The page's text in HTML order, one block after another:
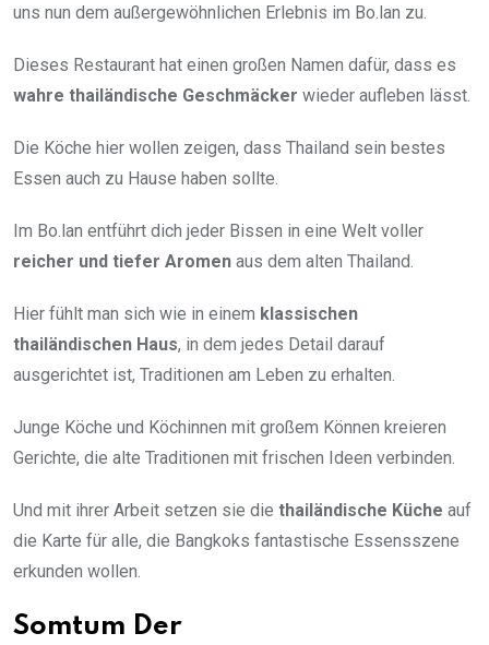
uns nun dem außergewöhnlichen Erlebnis im Bo.lan zu.
Dieses Restaurant hat einen großen Namen dafür, dass es
wahre thailändische Geschmäcker wieder aufleben lässt.
Die Köche hier wollen zeigen, dass Thailand sein bestes
Essen auch zu Hause haben sollte.
Im Bo.lan entführt dich jeder Bissen in eine Welt voller
reicher und tiefer Aromen aus dem alten Thailand.
Hier fühlt man sich wie in einem klassischen
thailändischen Haus, in dem jedes Detail darauf
ausgerichtet ist, Traditionen am Leben zu erhalten.
Junge Köche und Köchinnen mit großem Können kreieren
Gerichte, die alte Traditionen mit frischen Ideen verbinden.
Und mit ihrer Arbeit setzen sie die thailändische Küche auf
die Karte für alle, die Bangkoks fantastische Essensszene
erkunden wollen.
Somtum Der